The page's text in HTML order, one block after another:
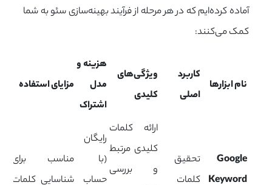
آماده کرده‌ایم که در هر مرحله از فرآیند بهینه‌سازی سئو به شما
کمک می‌کنند:
نام ابزارها
کاربرد
اصلی
ویژگی‌های
کلیدی
هزینه و
مدل
اشتراک
مزایای استفاده
Google
Keyword
تحقیق
کلمات
ارائه کلمات
کلیدی مرتبط
و بررسی
رایگان
(با
حساب
مناسب برای
شناسایی کلمات